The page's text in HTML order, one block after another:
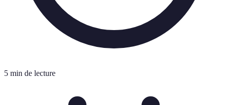
5 min de lecture